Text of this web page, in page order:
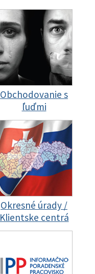
Obchodovanie s
ľuďmi
Okresné úrady /
Klientske centrá